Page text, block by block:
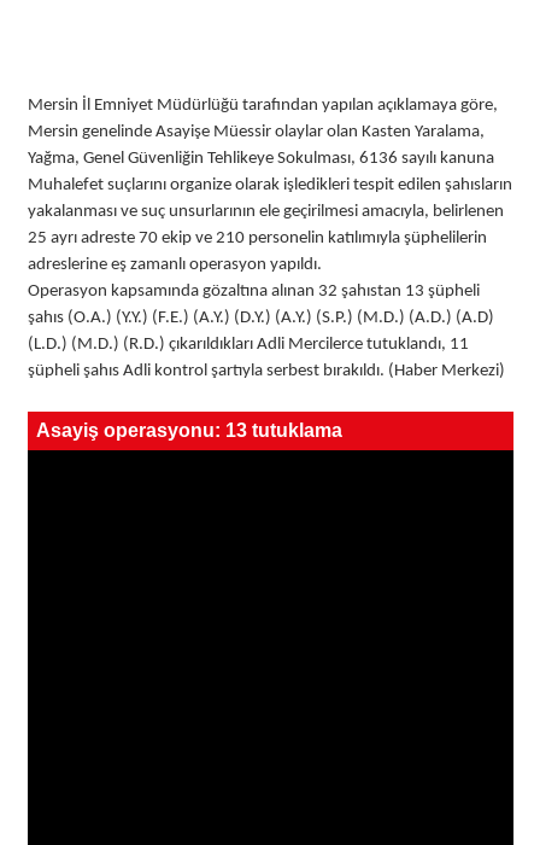
Mersin İl Emniyet Müdürlüğü tarafından yapılan açıklamaya göre,
Mersin genelinde Asayişe Müessir olaylar olan Kasten Yaralama,
Yağma, Genel Güvenliğin Tehlikeye Sokulması, 6136 sayılı kanuna
Muhalefet suçlarını organize olarak işledikleri tespit edilen şahısların
yakalanması ve suç unsurlarının ele geçirilmesi amacıyla, belirlenen
25 ayrı adreste 70 ekip ve 210 personelin katılımıyla şüphelilerin
adreslerine eş zamanlı operasyon yapıldı.
Operasyon kapsamında gözaltına alınan 32 şahıstan 13 şüpheli
şahıs (O.A.) (Y.Y.) (F.E.) (A.Y.) (D.Y.) (A.Y.) (S.P.) (M.D.) (A.D.) (A.D)
(L.D.) (M.D.) (R.D.) çıkarıldıkları Adli Mercilerce tutuklandı, 11
şüpheli şahıs Adli kontrol şartıyla serbest bırakıldı. (Haber Merkezi)
Asayiş operasyonu: 13 tutuklama